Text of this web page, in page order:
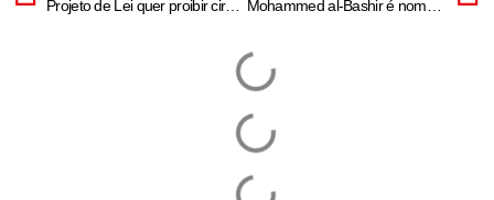
Projeto de Lei quer proibir circulação de motos nos corredores